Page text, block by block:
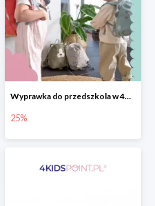
Wyprawka do przedszkola w 4KidsPoint do -25%
25%